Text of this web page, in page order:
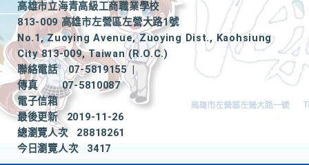
高雄市立海青高級工商職業學校
813-009 高雄市左營區左營大路1號
No.1, Zuoying Avenue, Zuoying Dist., Kaohsiung
City 813-009, Taiwan (R.O.C.)
聯絡電話
07-5819155
|
傳真
07-5810087
電子信箱
最後更新
2019-11-26
總瀏覽人次
28818261
今日瀏覽人次
3417